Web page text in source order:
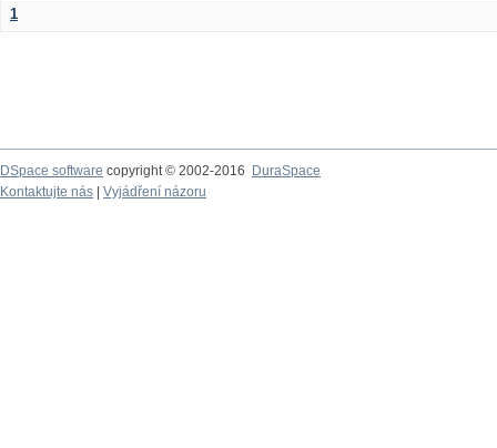
1
DSpace software copyright © 2002-2016
DuraSpace
Kontaktujte nás
Vyjádření názoru